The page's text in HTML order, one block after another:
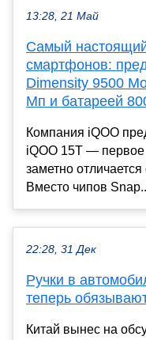
13:28, 21 Май
Самый
смартфонов:
Dimensity 9500
Мп и батареей
Компания iQOO
iQOO 15T — первое
заметно
Вместо чипов
22:28, 31 Дек
Ручки в
теперь
Китай вынес на